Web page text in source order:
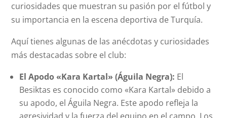
curiosidades que muestran su pasión por el fútbol y
su importancia en la escena deportiva de Turquía.
Aquí tienes algunas de las anécdotas y curiosidades
más destacadas sobre el club:
El Apodo «Kara Kartal» (Águila Negra): El
Besiktas es conocido como «Kara Kartal» debido a
su apodo, el Águila Negra. Este apodo refleja la